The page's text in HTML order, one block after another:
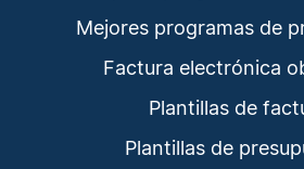
Mejores programas de
Factura electrónica
Plantillas de
Plantillas de